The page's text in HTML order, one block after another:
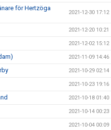
för Hertzöga
2021-12-30 17:12
2021-12-20 10:21
2021-12-02 15:12
2021-11-09 14:46
2021-10-29 02:14
2021-10-23 19:16
2021-10-18 01:40
2021-10-14 00:23
2021-10-04 00:09